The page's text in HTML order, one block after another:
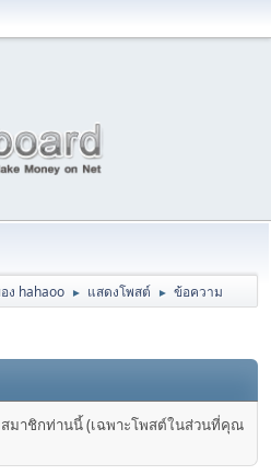
ง hahaoo ► แสดงโพสต์ ► ข้อความ
าชิกท่านนี้ (เฉพาะโพสต์ในส่วนที่คุณ